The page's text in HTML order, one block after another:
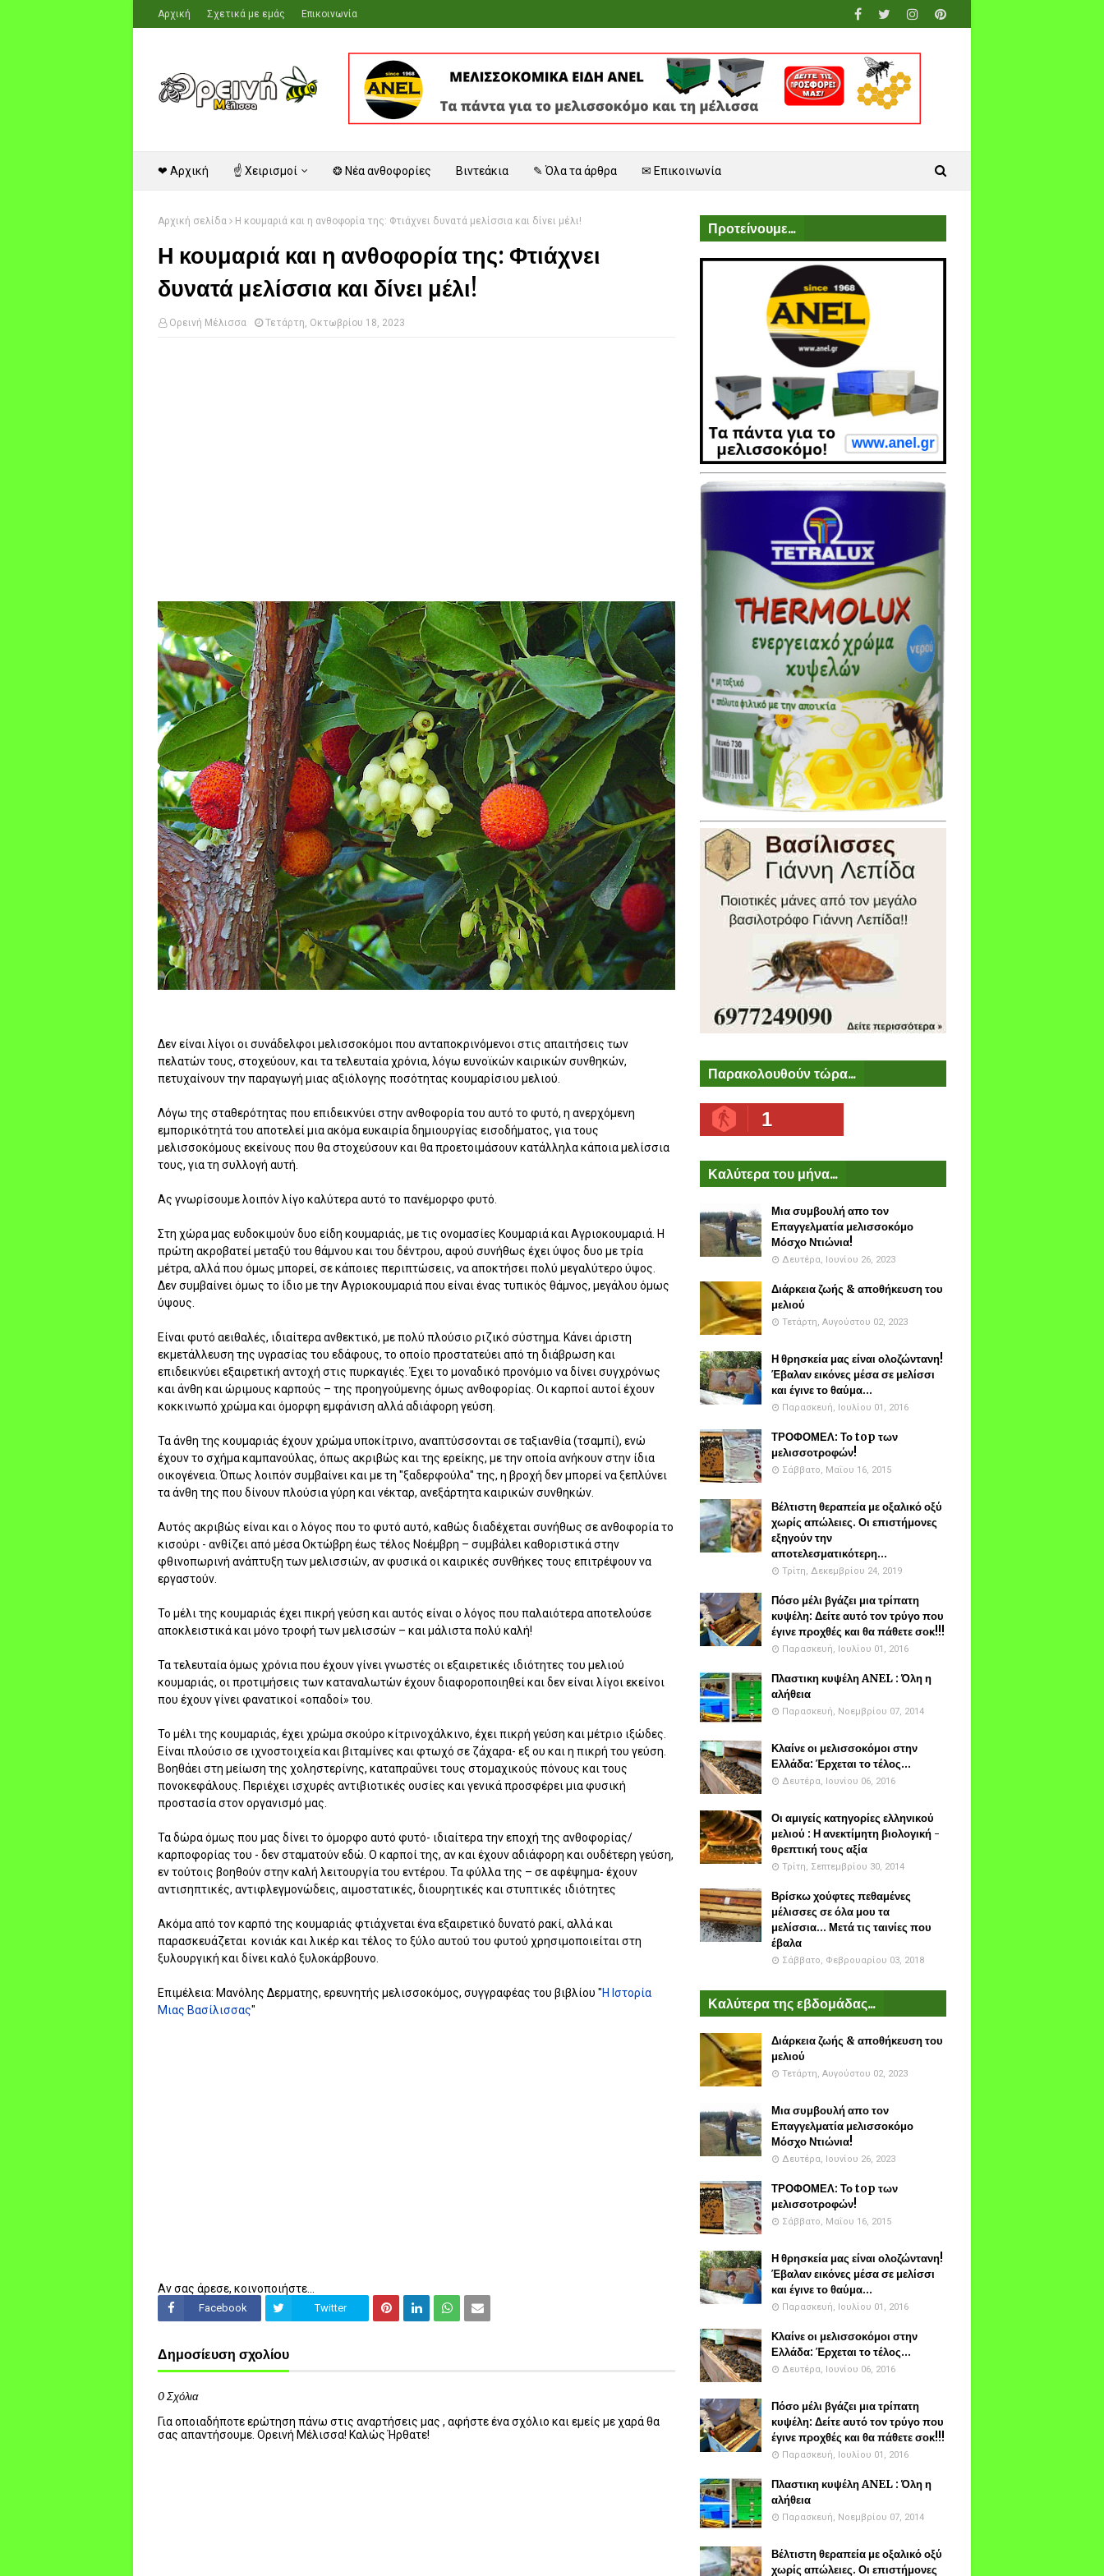
Αρχική Σχετικά με εμάς Επικοινωνία
❤ Αρχική ☝ Χειρισμοί ❂ Νέα ανθοφορίες Βιντεάκια ✎ Όλα τα άρθρα ✉ Επικοινωνία
Αρχική σελίδα Η κουμαριά και η ανθοφορία της: Φτιάχνει δυνατά μελίσσια και δίνει μέλι!
Η κουμαριά και η ανθοφορία της: Φτιάχνει
δυνατά μελίσσια και δίνει μέλι!
Ορεινή Μέλισσα Τετάρτη, Οκτωβρίου 18, 2023
Δεν είναι λίγοι οι συνάδελφοι μελισσοκόμοι που ανταποκρινόμενοι στις απαιτήσεις των
πελατών τους, στοχεύουν, και τα τελευταία χρόνια, λόγω ευνοϊκών καιρικών συνθηκών,
πετυχαίνουν την παραγωγή μιας αξιόλογης ποσότητας κουμαρίσιου μελιού.
Λόγω της σταθερότητας που επιδεικνύει στην ανθοφορία του αυτό το φυτό, η ανερχόμενη
εμπορικότητά του αποτελεί μια ακόμα ευκαιρία δημιουργίας εισοδήματος, για τους
μελισσοκόμους εκείνους που θα στοχεύσουν και θα προετοιμάσουν κατάλληλα κάποια μελίσσια
τους, για τη συλλογή αυτή.
Ας γνωρίσουμε λοιπόν λίγο καλύτερα αυτό το πανέμορφο φυτό.
Στη χώρα μας ευδοκιμούν δυο είδη κουμαριάς, με τις ονομασίες Κουμαριά και Αγριοκουμαριά. Η
πρώτη ακροβατεί μεταξύ του θάμνου και του δέντρου, αφού συνήθως έχει ύψος δυο με τρία
μέτρα, αλλά που όμως μπορεί, σε κάποιες περιπτώσεις, να αποκτήσει πολύ μεγαλύτερο ύψος.
Δεν συμβαίνει όμως το ίδιο με την Αγριοκουμαριά που είναι ένας τυπικός θάμνος, μεγάλου όμως
ύψους.
Είναι φυτό αειθαλές, ιδιαίτερα ανθεκτικό, με πολύ πλούσιο ριζικό σύστημα. Κάνει άριστη
εκμετάλλευση της υγρασίας του εδάφους, το οποίο προστατεύει από τη διάβρωση και
επιδεικνύει εξαιρετική αντοχή στις πυρκαγιές. Έχει το μοναδικό προνόμιο να δίνει συγχρόνως
και άνθη και ώριμους καρπούς – της προηγούμενης όμως ανθοφορίας. Οι καρποί αυτοί έχουν
κοκκινωπό χρώμα και όμορφη εμφάνιση αλλά αδιάφορη γεύση.
Τα άνθη της κουμαριάς έχουν χρώμα υποκίτρινο, αναπτύσσονται σε ταξιανθία (τσαμπί), ενώ
έχουν το σχήμα καμπανούλας, όπως ακριβώς και της ερείκης, με την οποία ανήκουν στην ίδια
οικογένεια. Όπως λοιπόν συμβαίνει και με τη "ξαδερφούλα" της, η βροχή δεν μπορεί να ξεπλύνει
τα άνθη της που δίνουν πλούσια γύρη και νέκταρ, ανεξάρτητα καιρικών συνθηκών.
Αυτός ακριβώς είναι και ο λόγος που το φυτό αυτό, καθώς διαδέχεται συνήθως σε ανθοφορία το
κισούρι - ανθίζει από μέσα Οκτώβρη έως τέλος Νοέμβρη – συμβάλει καθοριστικά στην
φθινοπωρινή ανάπτυξη των μελισσιών, αν φυσικά οι καιρικές συνθήκες τους επιτρέψουν να
εργαστούν.
Το μέλι της κουμαριάς έχει πικρή γεύση και αυτός είναι ο λόγος που παλαιότερα αποτελούσε
αποκλειστικά και μόνο τροφή των μελισσών – και μάλιστα πολύ καλή!
Τα τελευταία όμως χρόνια που έχουν γίνει γνωστές οι εξαιρετικές ιδιότητες του μελιού
κουμαριάς, οι προτιμήσεις των καταναλωτών έχουν διαφοροποιηθεί και δεν είναι λίγοι εκείνοι
που έχουν γίνει φανατικοί «οπαδοί» του.
Το μέλι της κουμαριάς, έχει χρώμα σκούρο κίτρινοχάλκινο, έχει πικρή γεύση και μέτριο ιξώδες.
Είναι πλούσιο σε ιχνοστοιχεία και βιταμίνες και φτωχό σε ζάχαρα- εξ ου και η πικρή του γεύση.
Βοηθάει στη μείωση της χοληστερίνης, καταπραΰνει τους στομαχικούς πόνους και τους
πονοκεφάλους. Περιέχει ισχυρές αντιβιοτικές ουσίες και γενικά προσφέρει μια φυσική
προστασία στον οργανισμό μας.
Τα δώρα όμως που μας δίνει το όμορφο αυτό φυτό- ιδιαίτερα την εποχή της ανθοφορίας/
καρποφορίας του - δεν σταματούν εδώ. Ο καρποί της, αν και έχουν αδιάφορη και ουδέτερη γεύση,
εν τούτοις βοηθούν στην καλή λειτουργία του εντέρου. Τα φύλλα της – σε αφέψημα- έχουν
αντισηπτικές, αντιφλεγμονώδεις, αιμοστατικές, διουρητικές και στυπτικές ιδιότητες
Ακόμα από τον καρπό της κουμαριάς φτιάχνεται ένα εξαιρετικό δυνατό ρακί, αλλά και
παρασκευάζεται κονιάκ και λικέρ και τέλος το ξύλο αυτού του φυτού χρησιμοποιείται στη
ξυλουργική και δίνει καλό ξυλοκάρβουνο.
Επιμέλεια: Μανόλης Δερματης, ερευνητής μελισσοκόμος, συγγραφέας του βιβλίου "Η Ιστορία
Μιας Βασίλισσας"
Αν σας άρεσε, κοινοποιήστε...
Facebook Twitter
Δημοσίευση σχολίου
0 Σχόλια
Για οποιαδήποτε ερώτηση πάνω στις αναρτήσεις μας , αφήστε ένα σχόλιο και εμείς με χαρά θα
σας απαντήσουμε. Ορεινή Μέλισσα! Καλώς Ήρθατε!
Προτείνουμε...
Παρακολουθούν τώρα...
1
Καλύτερα του μήνα...
Μια συμβουλή απο τον
Επαγγελματία μελισσοκόμο
Μόσχο Ντιώνια!
Δευτέρα, Ιουνίου 26, 2023
Διάρκεια ζωής & αποθήκευση του
μελιού
Τετάρτη, Αυγούστου 02, 2023
Η θρησκεία μας είναι ολοζώντανη!
Έβαλαν εικόνες μέσα σε μελίσσι
και έγινε το θαύμα...
Παρασκευή, Ιουλίου 01, 2016
ΤΡΟΦΟΜΕΛ: Το top των
μελισσοτροφών!
Σάββατο, Μαΐου 16, 2015
Βέλτιστη θεραπεία με οξαλικό οξύ
χωρίς απώλειες. Οι επιστήμονες
εξηγούν την
αποτελεσματικότερη...
Τρίτη, Δεκεμβρίου 24, 2019
Πόσο μέλι βγάζει μια τρίπατη
κυψέλη: Δείτε αυτό τον τρύγο που
έγινε προχθές και θα πάθετε σοκ!!!
Παρασκευή, Ιουλίου 01, 2016
Πλαστικη κυψέλη ANEL : Όλη η
αλήθεια
Παρασκευή, Νοεμβρίου 07, 2014
Κλαίνε οι μελισσοκόμοι στην
Ελλάδα: Έρχεται το τέλος...
Δευτέρα, Ιουνίου 06, 2016
Οι αμιγείς κατηγορίες ελληνικού
μελιού : Η ανεκτίμητη βιολογική -
θρεπτική τους αξία
Τρίτη, Σεπτεμβρίου 30, 2014
Βρίσκω χούφτες πεθαμένες
μέλισσες σε όλα μου τα
μελίσσια... Μετά τις ταινίες που
έβαλα
Σάββατο, Φεβρουαρίου 03, 2018
Καλύτερα της εβδομάδας...
Διάρκεια ζωής & αποθήκευση του
μελιού
Τετάρτη, Αυγούστου 02, 2023
Μια συμβουλή απο τον
Επαγγελματία μελισσοκόμο
Μόσχο Ντιώνια!
Δευτέρα, Ιουνίου 26, 2023
ΤΡΟΦΟΜΕΛ: Το top των
μελισσοτροφών!
Σάββατο, Μαΐου 16, 2015
Η θρησκεία μας είναι ολοζώντανη!
Έβαλαν εικόνες μέσα σε μελίσσι
και έγινε το θαύμα...
Παρασκευή, Ιουλίου 01, 2016
Κλαίνε οι μελισσοκόμοι στην
Ελλάδα: Έρχεται το τέλος...
Δευτέρα, Ιουνίου 06, 2016
Πόσο μέλι βγάζει μια τρίπατη
κυψέλη: Δείτε αυτό τον τρύγο που
έγινε προχθές και θα πάθετε σοκ!!!
Παρασκευή, Ιουλίου 01, 2016
Πλαστικη κυψέλη ANEL : Όλη η
αλήθεια
Παρασκευή, Νοεμβρίου 07, 2014
Βέλτιστη θεραπεία με οξαλικό οξύ
χωρίς απώλειες. Οι επιστήμονες